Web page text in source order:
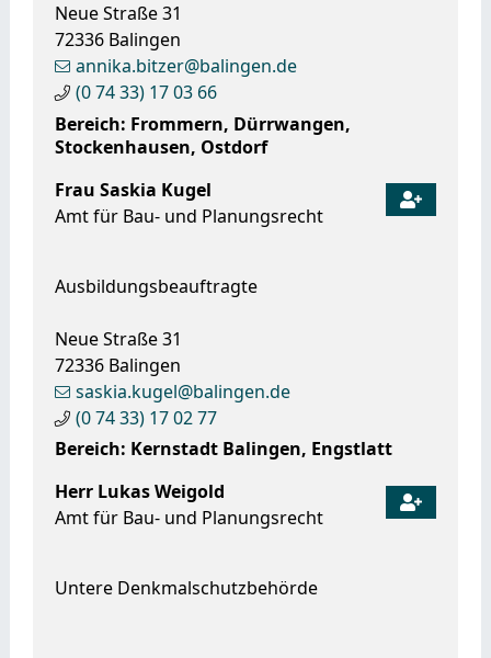
Neue Straße 31
72336 Balingen
annika.bitzer@balingen.de
(07433) 1703 66
Bereich: Frommern, Dürrwangen,
Stockenhausen, Ostdorf
Frau Saskia Kugel
Amt für Bau- und Planungsrecht
Ausbildungsbeauftragte
Neue Straße 31
72336 Balingen
saskia.kugel@balingen.de
(07433) 170277
Bereich: Kernstadt Balingen, Engstlatt
Herr LukasWeigold
Amt für Bau- und Planungsrecht
Untere Denkmalschutzbehörde